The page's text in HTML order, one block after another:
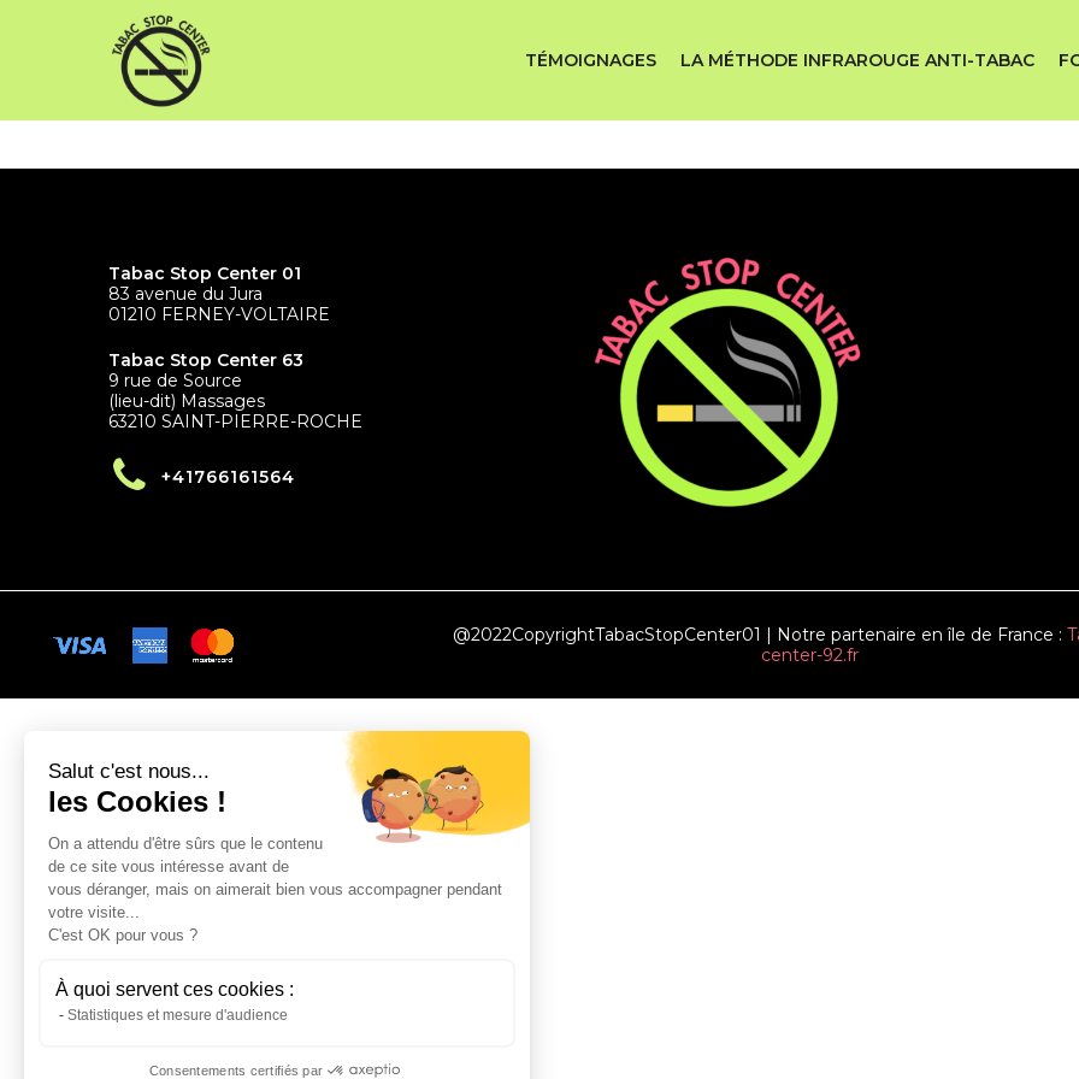
TÉMOIGNAGES LA MÉTHODE INFRAROUGE ANTI-TABAC
Tabac Stop Center 01
83 avenue du Jura
01210 FERNEY-VOLTAIRE
Tabac Stop Center 63
9 rue de Source
(lieu-dit) Massages
63210 SAINT-PIERRE-ROCHE
+41766161564
@2022CopyrightTabacStopCenter01 | Notre partenaire en île de France :
center-92.fr
Salut c'est nous...
les Cookies !
On a attendu d'être sûrs que le contenu
de ce site vous intéresse avant de
vous déranger, mais on aimerait bien vous accompagner pendant
votre visite...
C'est OK pour vous ?
À quoi servent ces cookies :
Statistiques et mesure d'audience
Consentements certifiés par